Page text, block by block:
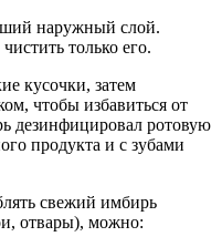
наружный слой.
только его.
кусочки, затем
чтобы избавиться от
дезинфицировал ротовую
продукта и с зубами
свежий имбирь
отвары), можно: